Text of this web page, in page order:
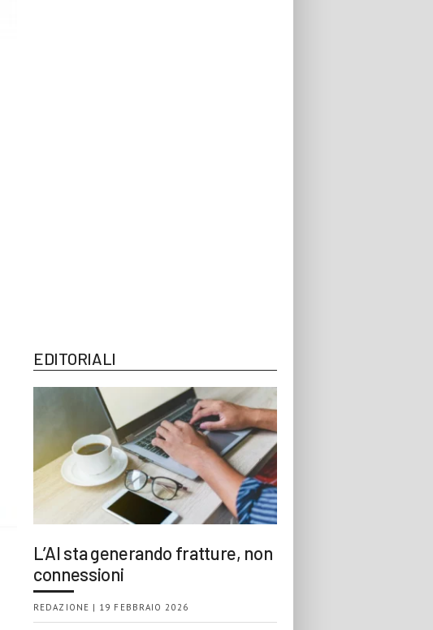
EDITORIALI
L’AI sta generando fratture, non
connessioni
REDAZIONE | 19 FEBBRAIO 2026